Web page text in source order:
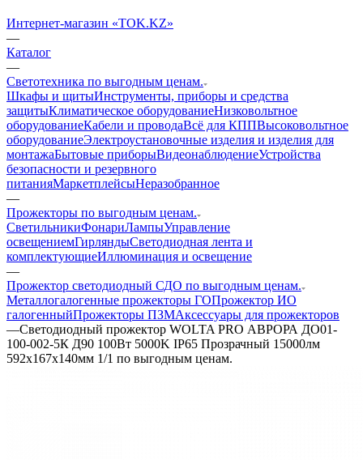
Интернет-магазин «TOK.KZ»
—
Каталог
—
Светотехника по выгодным ценам.
Шкафы и щитыИнструменты, приборы и средства
защитыКлиматическое оборудованиеНизковольтное
оборудованиеКабели и проводаВсё для КППВысоковольтное
оборудованиеЭлектроустановочные изделия и изделия для
монтажаБытовые приборыВидеонаблюдениеУстройства
безопасности и резервного
питанияМаркетплейсыНеразобранное
—
Прожекторы по выгодным ценам.
СветильникиФонариЛампыУправление
освещениемГирляндыСветодиодная лента и
комплектующиеИллюминация и освещение
—
Прожектор светодиодный СДО по выгодным ценам.
Металлогалогенные прожекторы ГОПрожектор ИО
галогенныйПрожекторы ПЗМАксессуары для прожекторов
—Светодиодный прожектор WOLTA PRO АВРОРА ДО01-
100-002-5К Д90 100Вт 5000K IP65 Прозрачный 15000лм
592х167х140мм 1/1 по выгодным ценам.